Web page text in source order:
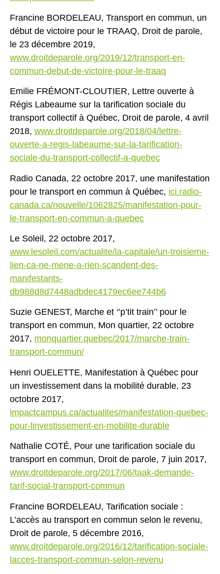
Francine BORDELEAU, Transport en commun, un
début de victoire pour le TRAAQ, Droit de parole,
le 23 décembre 2019,
www.droitdeparole.org/2019/12/transport-en-
commun-debut-de-victoire-pour-le-traaq
Emilie FRÉMONT-CLOUTIER, Lettre ouverte à
Régis Labeaume sur la tarification sociale du
transport collectif à Québec, Droit de parole, 4 avril
2018, www.droitdeparole.org/2018/04/lettre-
ouverte-a-regis-labeaume-sur-la-tarification-
sociale-du-transport-collectif-a-quebec
Radio Canada, 22 octobre 2017, une manifestation
pour le transport en commun à Québec, ici.radio-
canada.ca/nouvelle/1062825/manifestation-pour-
le-transport-en-commun-a-quebec
Le Soleil, 22 octobre 2017,
www.lesoleil.com/actualite/la-capitale/un-troisieme-
lien-ca-ne-mene-a-rien-scandent-des-
manifestants-
db988d8d7448adbdec4179ec6ee744b6
Suzie GENEST, Marche et ‘’p’tit train’’ pour le
transport en commun, Mon quartier, 22 octobre
2017, monquartier.quebec/2017/marche-train-
transport-commun/
Henri OUELETTE, Manifestation à Québec pour
un investissement dans la mobilité durable, 23
octobre 2017,
impactcampus.ca/actualites/manifestation-quebec-
pour-linvestissement-en-mobilite-durable
Nathalie COTÉ, Pour une tarification sociale du
transport en commun, Droit de parole, 7 juin 2017,
www.droitdeparole.org/2017/06/taak-demande-
tarif-social-transport-commun
Francine BORDELEAU, Tarification sociale :
L’accès au transport en commun selon le revenu,
Droit de parole, 5 décembre 2016,
www.droitdeparole.org/2016/12/tarification-sociale-
lacces-transport-commun-selon-revenu